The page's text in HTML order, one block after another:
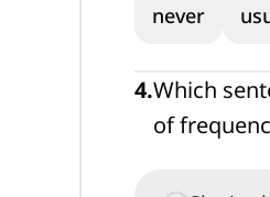
never
4.Which
of